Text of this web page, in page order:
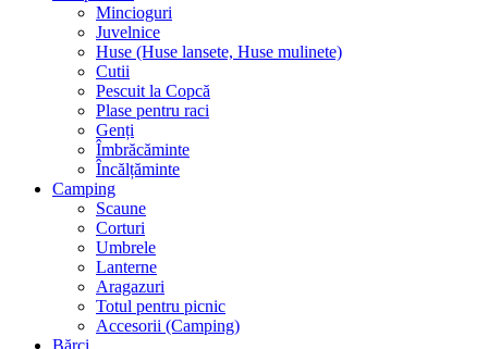
Mincioguri
Juvelnice
Huse (Huse lansete, Huse mulinete)
Cutii
Pescuit la Copcă
Plase pentru raci
Genți
Îmbrăcăminte
Încălțăminte
Camping
Scaune
Corturi
Umbrele
Lanterne
Aragazuri
Totul pentru picnic
Accesorii (Camping)
Bărci